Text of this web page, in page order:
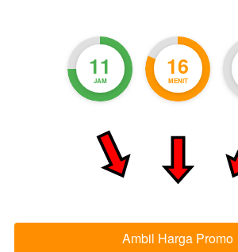
11
JAM
16
MENIT
`
Ambil Harga Promo